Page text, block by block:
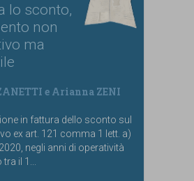
lo sconto,
non
ma
e Arianna ZENI
in fattura dello sconto sul
ex art. 121 comma 1 lett. a)
negli anni di operatività
il 1...